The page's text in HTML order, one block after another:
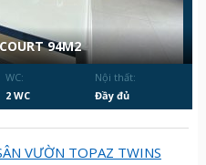
94M2
WC:
2 WC
Nội thất:
Đầy đủ
VƯỜN TOPAZ TWINS